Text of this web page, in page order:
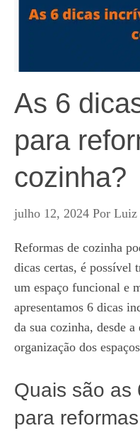
As 6
para
cozinha?
julho 12, 2024 Por Luiz
Reformas de cozinha
dicas certas, é possível
um espaço funcional e
apresentamos 6 dicas
da sua cozinha, desde
organização dos
Quais são as
para